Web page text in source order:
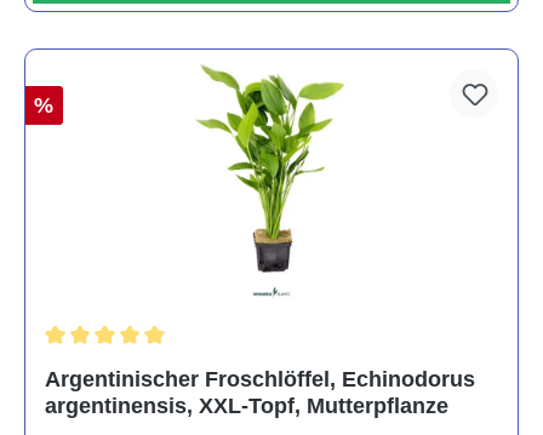
%
Argentinischer Froschlöffel, Echinodorus
argentinensis, XXL-Topf, Mutterpflanze